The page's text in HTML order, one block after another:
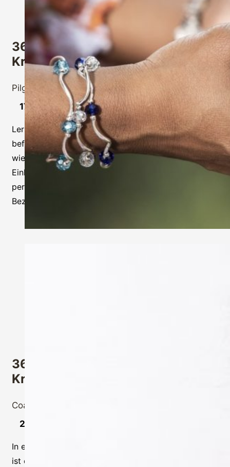
360°Wohlbefinden – Entdecke die
Kraft der Aussöhnung
Pilgertouren,Workshop
17.05.2026 13 -16:00 Uhr
Lerne, wie du durch Aussöhnung innere Konflikte
befrieden und dein emotionales Gleichgewicht
wiederherstellen kannst. Erlebe entspannende
Einheiten, gewinne wertvolle Werkzeuge für deine
persönliche Entwicklung und fördere harmonische
Beziehungen in deinem Leben.“
360°Wohlbefinden – Entdecke die
Kraft des echten Zuhörens
Coaching Reisen
29.03.2026 13 -16:30 Uhr
In einer Welt, die oft hektisch und herausfordernd ist,
ist es wichtiger denn je, auf Dein Wohlbefinden zu